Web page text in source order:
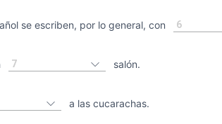
se escriben, por lo general, con 6
7 salón.
a las cucarachas.